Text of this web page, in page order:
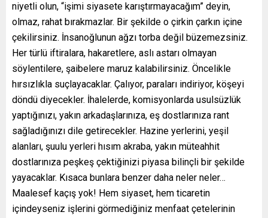
niyetli olun, “işimi siyasete karıştırmayacağım” deyin,
olmaz, rahat bırakmazlar. Bir şekilde o çirkin çarkın içine
çekilirsiniz. İnsanoğlunun ağzı torba değil büzemezsiniz.
Her türlü iftiralara, hakaretlere, aslı astarı olmayan
söylentilere, şaibelere maruz kalabilirsiniz. Öncelikle
hırsızlıkla suçlayacaklar. Çalıyor, paraları indiriyor, köşeyi
döndü diyecekler. İhalelerde, komisyonlarda usulsüzlük
yaptığınızı, yakın arkadaşlarınıza, eş dostlarınıza rant
sağladığınızı dile getirecekler. Hazine yerlerini, yeşil
alanları, şuulu yerleri hısım akraba, yakın müteahhit
dostlarınıza peşkeş çektiğinizi piyasa bilinçli bir şekilde
yayacaklar. Kısaca bunlara benzer daha neler neler…
Maalesef kaçış yok! Hem siyaset, hem ticaretin
içindeyseniz işlerini görmediğiniz menfaat çetelerinin